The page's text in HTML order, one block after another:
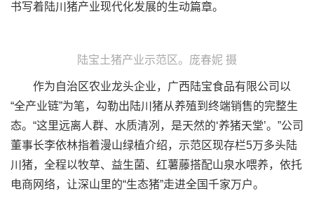
书写着陆川猪产业现代化发展的生动篇章。
陆宝土猪产业示范区。庞春妮 摄
作为自治区农业龙头企业，广西陆宝食品有限公司以
“全产业链”为笔，勾勒出陆川猪从养殖到终端销售的完整生
态。“这里远离人群、水质清冽，是天然的‘养猪天堂’。”公司
董事长李依林指着漫山绿植介绍，示范区现存栏5万多头陆
川猪，全程以牧草、益生菌、红薯藤搭配山泉水喂养，依托
电商网络，让深山里的“生态猪”走进全国千家万户。